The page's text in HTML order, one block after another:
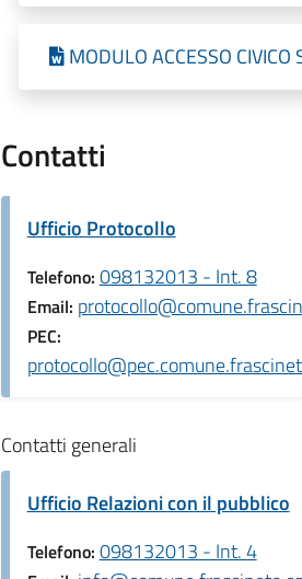
MODULO ACCESSO CIVICO
Contatti
Ufficio Protocollo
Telefono: 098132013 - Int. 8
Email:
PEC:
Contatti generali
Ufficio Relazioni con il pubblico
Telefono: 098132013 - Int. 4